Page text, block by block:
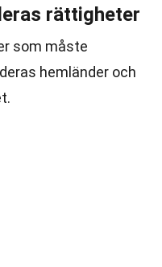
rättigheter
som måste
hemländer och